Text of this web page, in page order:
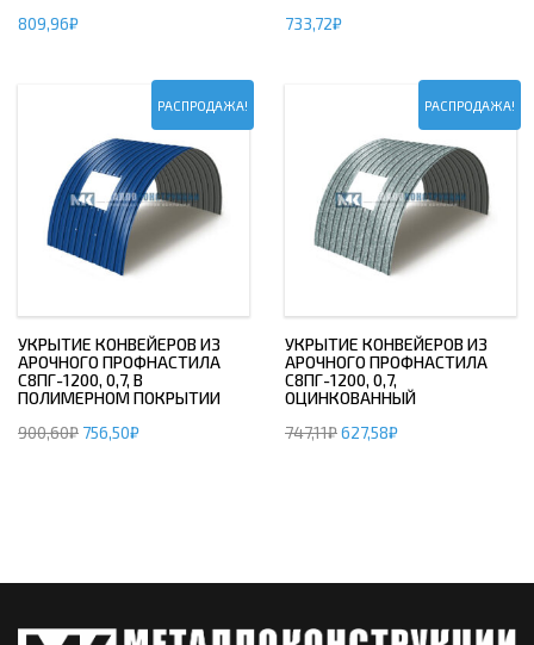
809,96₽
733,72₽
РАСПРОДАЖА!
УКРЫТИЕ КОНВЕЙЕРОВ ИЗ
АРОЧНОГО ПРОФНАСТИЛА
С8ПГ-1200, 0,7, В
ПОЛИМЕРНОМ ПОКРЫТИИ
900,60₽ 756,50₽
РАСПРОДАЖА!
УКРЫТИЕ КОНВЕЙЕРОВ ИЗ
АРОЧНОГО ПРОФНАСТИЛА
С8ПГ-1200, 0,7,
ОЦИНКОВАННЫЙ
747,11₽627,58₽